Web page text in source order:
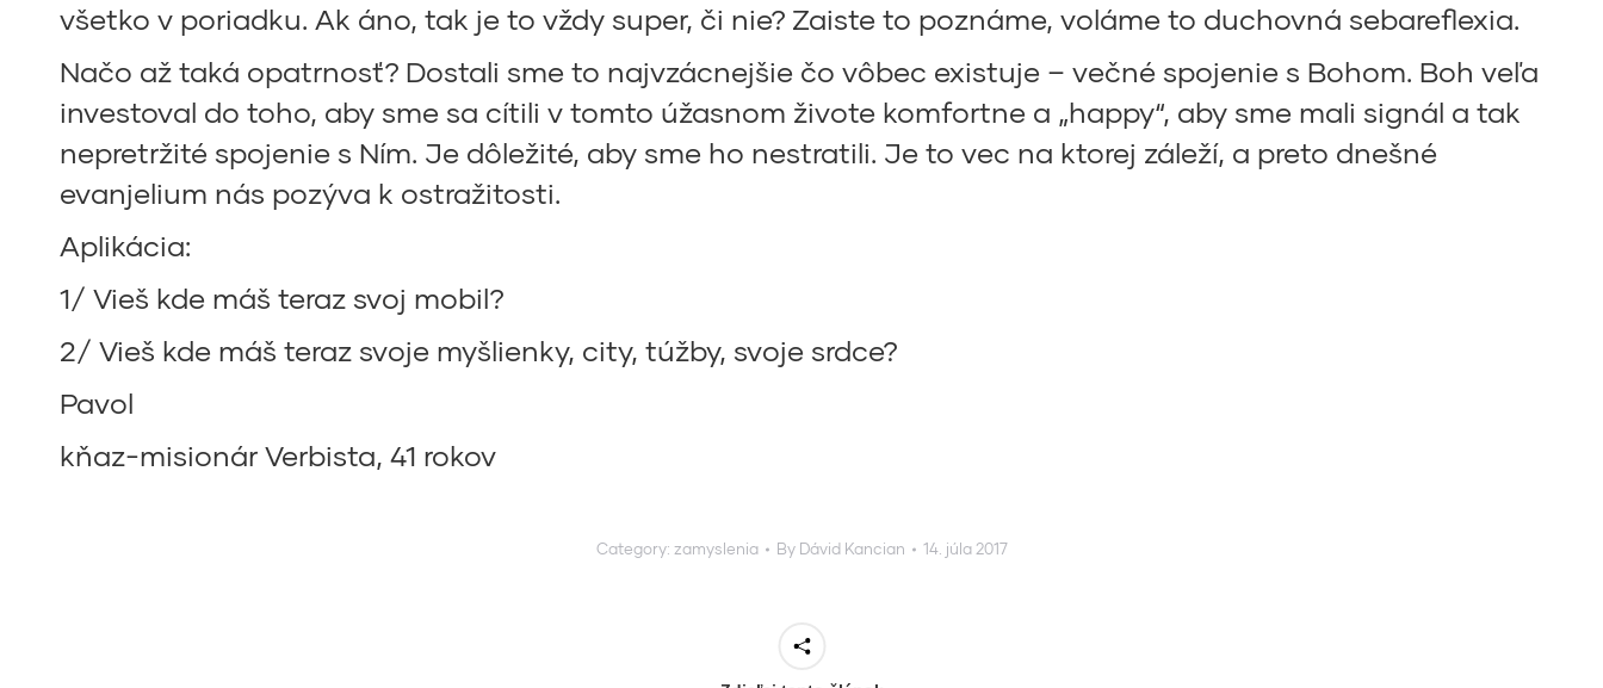
všetko v poriadku. Ak áno, tak je to vždy super, či nie? Zaiste to poznáme, voláme to duchovná sebareflexia.
Načo až taká opatrnosť? Dostali sme to najvzácnejšie čo vôbec existuje – večné spojenie s Bohom. Boh veľa
investoval do toho, aby sme sa cítili v tomto úžasnom živote komfortne a „happy“, aby sme mali signál a tak
nepretržité spojenie s Ním. Je dôležité, aby sme ho nestratili. Je to vec na ktorej záleží, a preto dnešné
evanjelium nás pozýva k ostražitosti.
Aplikácia:
1/ Vieš kde máš teraz svoj mobil?
2/ Vieš kde máš teraz svoje myšlienky, city, túžby, svoje srdce?
Pavol
kňaz-misionár Verbista, 41 rokov
Category: zamyslenia By Dávid Kancian 14. júla 2017